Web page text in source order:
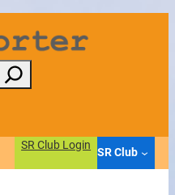
SR Club Login
SR Club